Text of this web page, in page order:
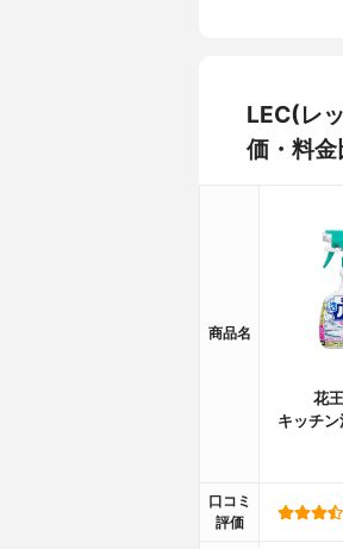
LEC(レ
価・料
商品名
花
キッチ
口コミ
評価